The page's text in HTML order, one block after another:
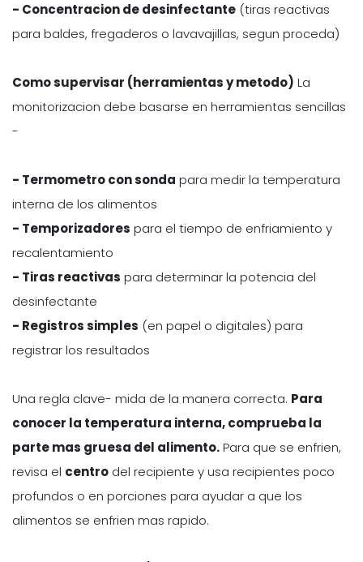
- Concentracion de desinfectante (tiras reactivas
para baldes, fregaderos o lavavajillas, segun proceda)
Como supervisar (herramientas y metodo) La
monitorizacion debe basarse en herramientas sencillas
-
- Termometro con sonda para medir la temperatura
interna de los alimentos
- Temporizadores para el tiempo de enfriamiento y
recalentamiento
- Tiras reactivas para determinar la potencia del
desinfectante
- Registros simples (en papel o digitales) para
registrar los resultados
Una regla clave- mida de la manera correcta. Para
conocer la temperatura interna, comprueba la
parte mas gruesa del alimento.Para que se enfrien,
revisa el centro del recipiente y usa recipientes poco
profundos o en porciones para ayudar a que los
alimentos se enfrien mas rapido.